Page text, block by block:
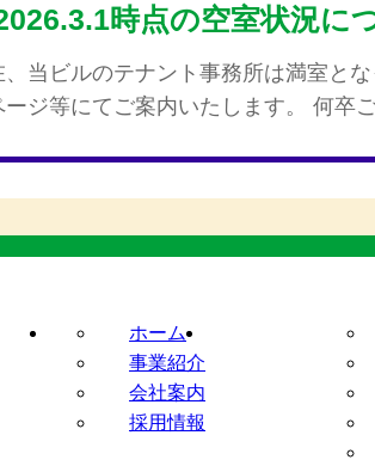
2026.3.1時点の空室状況に
、当ビルのテナント事務所は満室と
ージ等にてご案内いたします。 何卒
ホーム
事業紹介
会社案内
採用情報